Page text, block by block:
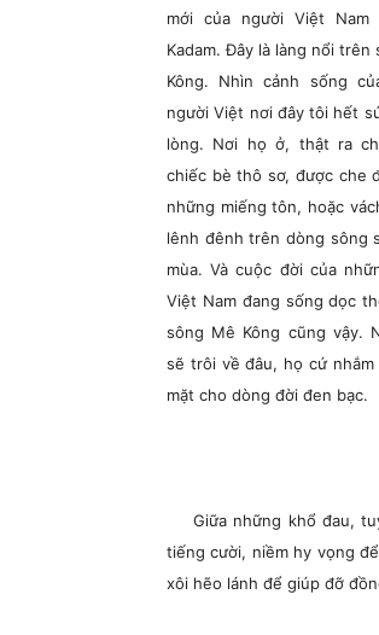
mới của người Việt Nam
Kadam. Đây là làng nổi trên
Kông. Nhìn cảnh sống
người Việt nơi đây tôi hết
lòng. Nơi họ ở, thật ra
chiếc bè thô sơ, được che
những miếng tôn, hoặc
lênh đênh trên dòng sông
mùa. Và cuộc đời của
Việt Nam đang sống dọc
sông Mê Kông cũng vậy.
sẽ trôi về đâu, họ cứ nhắm
mặt cho dòng đời đen bạc.
Giữa những khổ đau,
tiếng cười, niềm hy vọng
xôi hẽo lánh để giúp đỡ